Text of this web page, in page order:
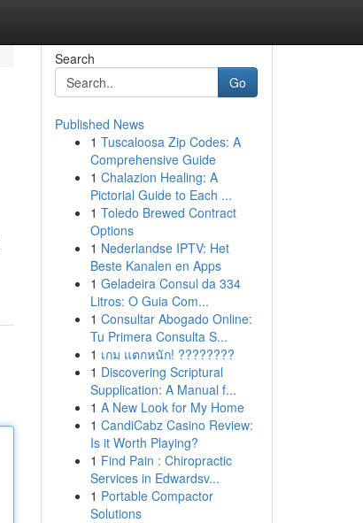
Search
Go
Published News
1 Tuscaloosa Zip Codes: A
Comprehensive Guide
1 Chalazion Healing: A
Pictorial Guide to Each ...
1 Toledo Brewed Contract
Options
1 Nederlandse IPTV: Het
Beste Kanalen en Apps
1 Geladeira Consul da 334
Litros: O Guia Com...
1 Consultar Abogado Online:
Tu Primera Consulta S...
1 เกม แตกหนัก! ????????
1 Discovering Scriptural
Supplication: A Manual f...
1 A New Look for My Home
1 CandiCabz Casino Review:
Is it Worth Playing?
1 Find Pain : Chiropractic
Services in Edwardsv...
1 Portable Compactor
Solutions